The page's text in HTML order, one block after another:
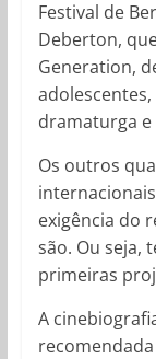
Festival de
Deberton,
Generation,
adolescentes,
dramaturga e
Os outros
exigência do
são. Ou seja,
primeiras
A